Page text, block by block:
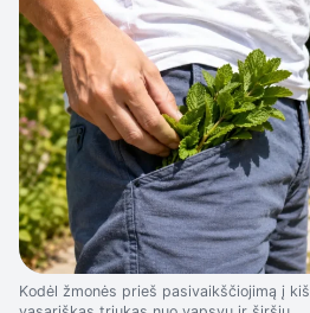
Kodėl žmonės prieš pasivaikščiojimą į